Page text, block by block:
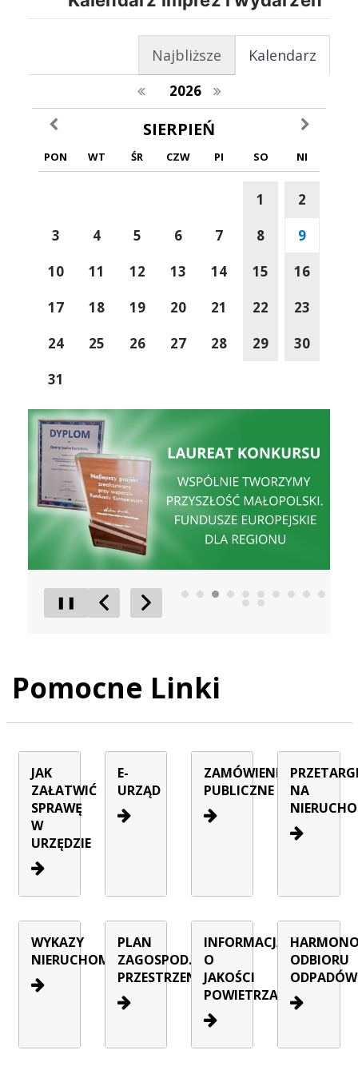
Kalendarz
Najbliższe
poprzedni rok
2026 następny rok
poprzedni miesiącSIERPIEŃ następny
PON WT ŚR CZW PI SO NI
1
2
3
4 5 6 7 8
9
10
11 12 13 14 15
16
17
18 19 20 21 22
23
24
25 26 27 28 29
30
31
❚❚
Wspólnie Tworzymy Przyszłość Małopolski
Poprzedni Element
Następny Element
Pomocne Linki
JAK
ZAŁATWIĆ
SPRAWĘ
W
URZĘDZIE
E-
URZĄD
ZAMÓWIENIA
PUBLICZNE
NA
WYKAZY
NIERUCHOMOŚCI
PLAN
ZAGOSPOD.
PRZESTRZENNEGO
INFORMACJA
O
JAKOŚCI
POWIETRZA
ODBIORU
ODPADÓW